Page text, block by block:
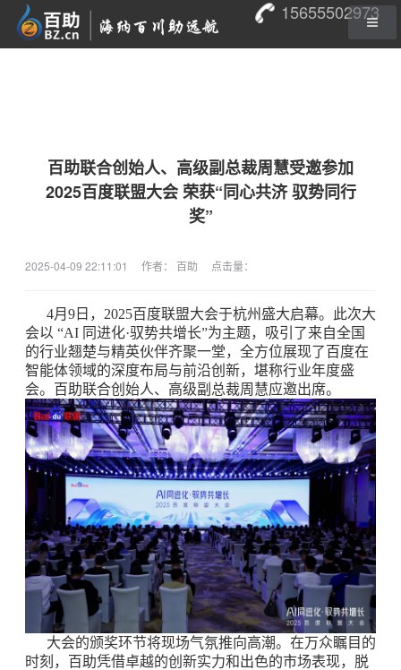
15655502973
百助联合创始人、高级副总裁周慧受邀参加
2025百度联盟大会 荣获“同心共济 驭势同行
奖”
2025-04-09 22:11:01 作者： 百助 点击量：
4月9日，2025百度联盟大会于杭州盛大启幕。此次大
会以 “AI 同进化·驭势共增长”为主题，吸引了来自全国
的行业翘楚与精英伙伴齐聚一堂，全方位展现了百度在
智能体领域的深度布局与前沿创新，堪称行业年度盛
会。百助联合创始人、高级副总裁周慧应邀出席。
大会的颁奖环节将现场气氛推向高潮。在万众瞩目的
时刻，百助凭借卓越的创新实力和出色的市场表现，脱